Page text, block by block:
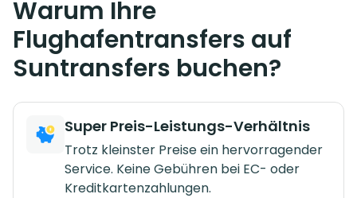
Warum Ihre
Flughafentransfers auf
Suntransfers buchen?
Super Preis-Leistungs-Verhältnis
Trotz kleinster Preise ein hervorragender
Service. Keine Gebühren bei EC- oder
Kreditkartenzahlungen.